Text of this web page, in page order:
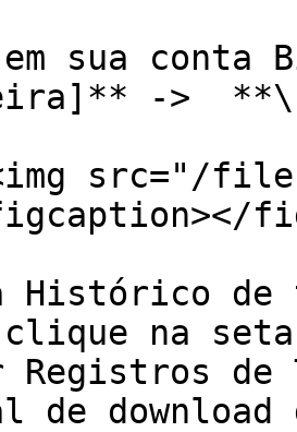
sua conta
->
src="/
Histórico de
na
Registros
de download